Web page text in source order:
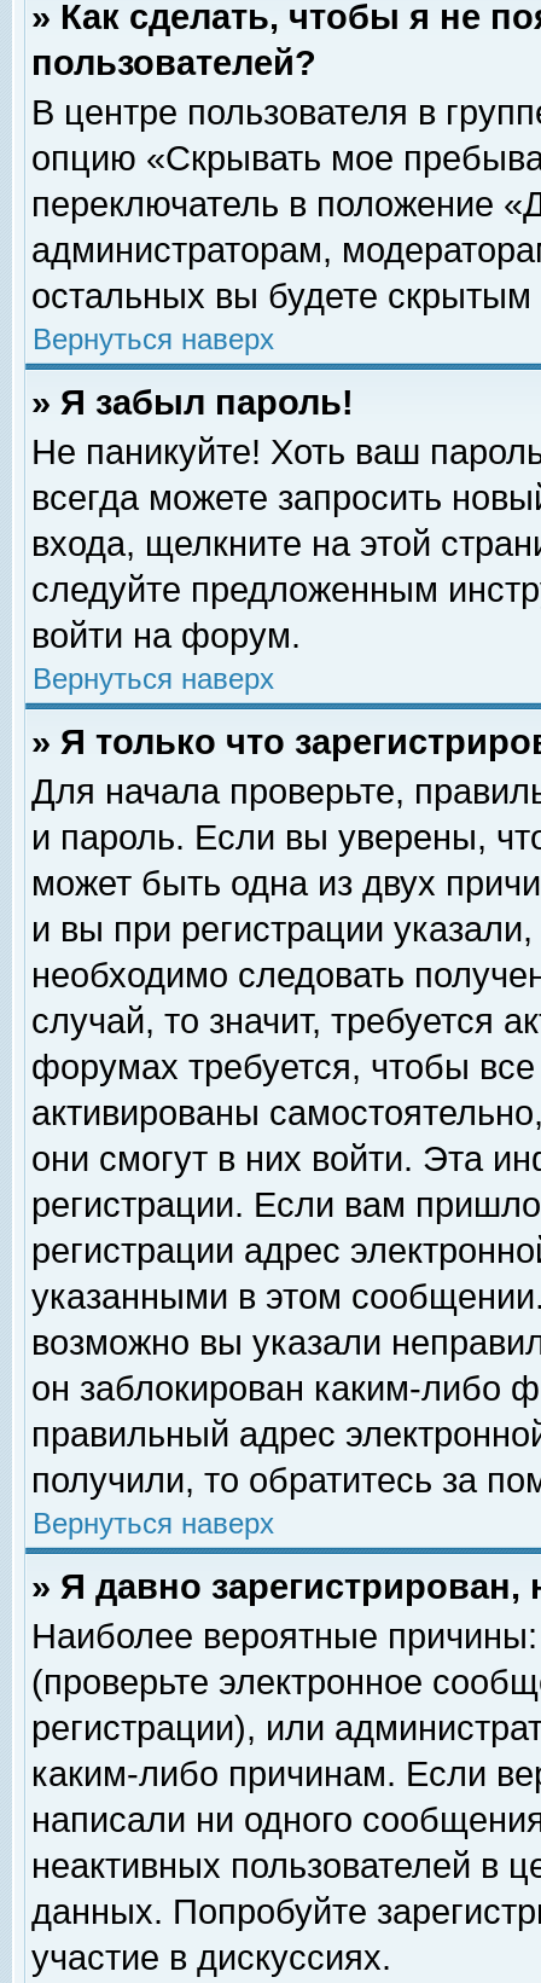
» Как сделать, чтобы я не
пользователей?
В центре пользователя в
опцию «Скрывать мое
переключатель в положение
администраторам,
остальных вы будете скрытым
Вернуться наверх
» Я забыл пароль!
Не паникуйте! Хоть ваш
всегда можете запросить
входа, щелкните на этой
следуйте предложенным
войти на форум.
Вернуться наверх
» Я только что
Для начала проверьте,
и пароль. Если вы уверены,
может быть одна из двух
и вы при регистрации
необходимо следовать
случай, то значит, требуется
форумах требуется, чтобы
активированы
они смогут в них войти. Эта
регистрации. Если вам
регистрации адрес
указанными в этом
возможно вы указали
он заблокирован каким-либо
правильный адрес
получили, то обратитесь за
Вернуться наверх
» Я давно
Наиболее вероятные
(проверьте электронное
регистрации), или
каким-либо причинам. Если
написали ни одного
неактивных пользователей в
данных. Попробуйте
участие в дискуссиях.